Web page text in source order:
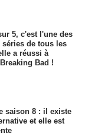
5, c'est l'une des
de tous les
a réussi à
Bad !
saison 8 : il existe
et elle est